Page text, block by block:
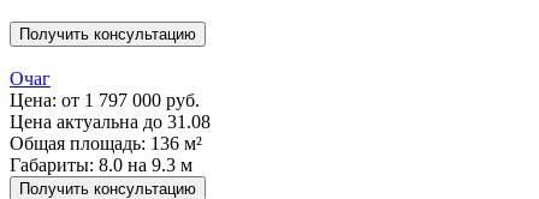
Получить консультацию
Очаг
Цена: от 1 797 000 руб.
Цена актуальна до 31.08
Общая площадь: 136 м²
Габариты: 8.0 на 9.3 м
Получить консультацию